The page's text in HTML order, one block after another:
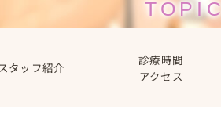
タッフ紹介
診療時間
アクセス